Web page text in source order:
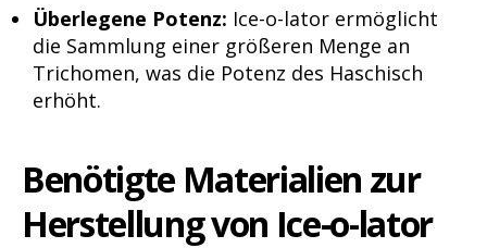
Überlegene Potenz: Ice-o-lator ermöglicht
die Sammlung einer größeren Menge an
Trichomen, was die Potenz des Haschisch
erhöht.
Benötigte Materialien zur
Herstellung von Ice-o-lator